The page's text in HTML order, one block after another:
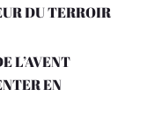
DU TERROIR
L’AVENT
EN